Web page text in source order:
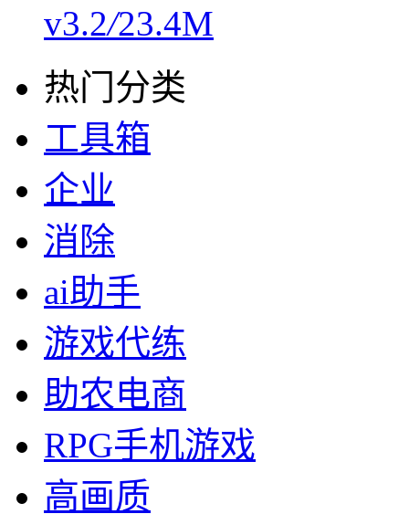
v3.2/23.4M
热门分类
工具箱
企业
消除
ai助手
游戏代练
助农电商
RPG手机游戏
高画质